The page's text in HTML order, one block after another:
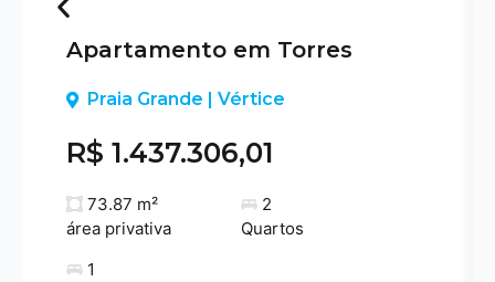
Previous
Apartamento em Torres
Praia Grande | Vértice
R$ 1.437.306,01
73.87 m²
área privativa
2
Quartos
1